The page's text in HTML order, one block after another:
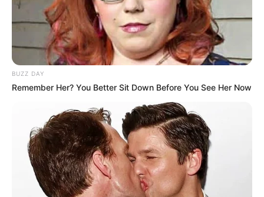
BUZZ DAY
Remember Her? You Better Sit Down Before You See Her Now